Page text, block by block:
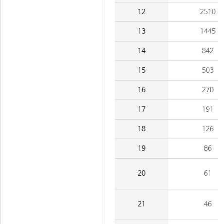
12 2510
13 1445
14 842
15 503
16 270
17 191
18 126
19 86
20 61
21 46